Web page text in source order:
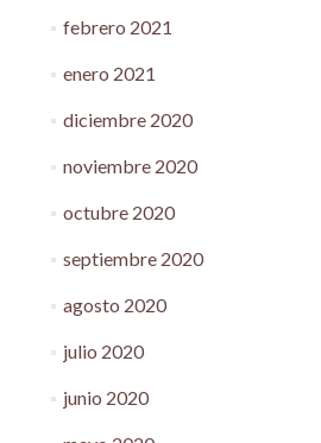
febrero 2021
enero 2021
diciembre 2020
noviembre 2020
octubre 2020
septiembre 2020
agosto 2020
julio 2020
junio 2020